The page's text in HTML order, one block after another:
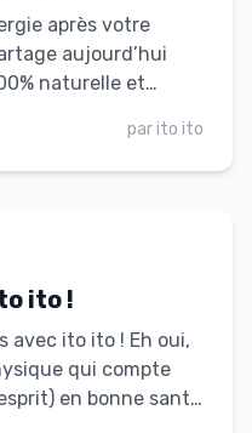
après votre
aujourd’hui
naturelle et
parito ito
ito !
ito ito ! Eh oui,
qui compte
en bonne santé